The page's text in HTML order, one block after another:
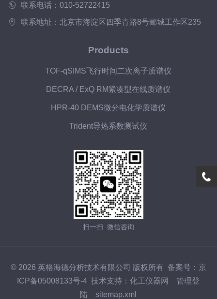
联系电话：010-52722415
联系地址：北京市海淀区四季青路8号郦城工作区235
Products
TOF-qSIMS飞行时间二次离子质谱仪
DECRA / ExQ RM紧凑型在线质谱仪
HPR-40 DEMS微分电化学质谱仪
Trident导热系数测试仪
扫一扫 微信咨询
© 2026 英格海德分析技术有限公司 版权所有 备案号：京
ICP备05008133号-4 技术支持：化工仪器网
管理登
陆
sitemap.xml